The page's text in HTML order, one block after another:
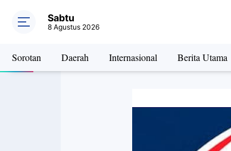
Sabtu
8 Agustus 2026
Sorotan Daerah Internasional Berita Utama